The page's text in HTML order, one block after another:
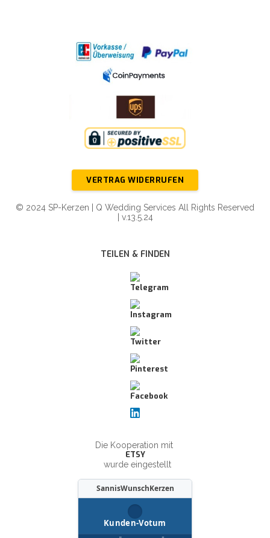
VERTRAG WIDERRUFEN
© 2024 SP-Kerzen | Q Wedding Services All Rights Reserved
| v.13.5.24
TEILEN & FINDEN
Die Kooperation mit
ETSY
wurde eingestellt
SannisWunschKerzen
Kunden-Votum